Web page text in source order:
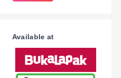
Available at